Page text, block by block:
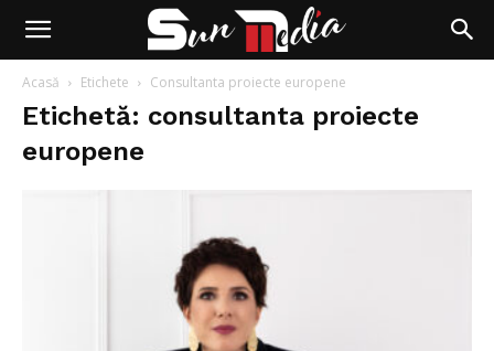
Acasă Etichete Consultanta proiecte europene
Etichetă: consultanta proiecte
europene